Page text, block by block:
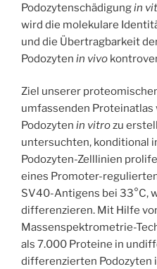
Podozytenschädigungin
wird die molekulare
und die Übertragbarkeit
Podozyten in vivo
Ziel unserer
umfassenden Proteinatlas
Podozyten in vitrozu
untersuchten, konditional
Podozyten-Zelllinien
eines Promoter-
SV40-Antigens bei 33°C,
differenzieren. Mit Hilfe
Massenspektrometrie-
als 7.000 Proteine in
differenzierten Podozyten